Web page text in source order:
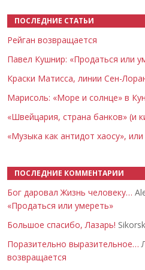
ПОСЛЕДНИЕ СТАТЬИ
Рейган возвращается
Павел Кушнир: «Продаться или
Краски Матисса, линии Сен-
Марисоль: «Море и солнце» в
«Швейцария, страна банков» (и
«Музыка как антидот хаосу»,
ПОСЛЕДНИЕ КОММЕНТАРИИ
Бог даровал Жизнь человеку…
«Продаться или умереть»
Большое спасибо, Лазарь!
Поразительно выразительное…
возвращается